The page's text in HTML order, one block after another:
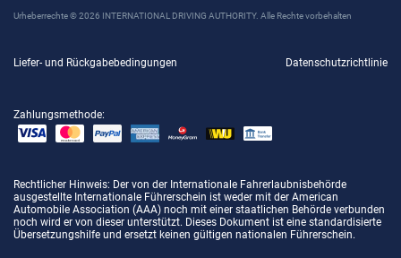
Urheberrechte © 2026 INTERNATIONAL DRIVING AUTHORITY. Alle Rechte vorbehalten
Liefer- und Rückgabebedingungen Datenschutzrichtlinie
Zahlungsmethode:
Rechtlicher Hinweis: Der von der Internationale Fahrerlaubnisbehörde
ausgestellte Internationale Führerschein ist weder mit der American
Automobile Association (AAA) noch mit einer staatlichen Behörde verbunden
noch wird er von dieser unterstützt. Dieses Dokument ist eine standardisierte
Übersetzungshilfe und ersetzt keinen gültigen nationalen Führerschein.